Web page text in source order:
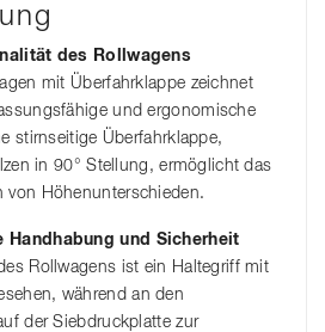
des Rollwagens
mit Überfahrklappe zeichnet
und ergonomische
stirnseitige Überfahrklappe,
in 90° Stellung, ermöglicht das
von Höhenunterschieden.
Handhabung und Sicherheit
Rollwagens ist ein Haltegriff mit
während an den
der Siebdruckplatte zur